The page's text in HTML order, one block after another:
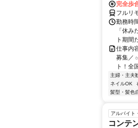
完全歩
フルリ
勤務時
「休
ト期間
仕事内
募集／
ト！全
主婦・主夫
ネイルOK
髪型・髪色
アルバイト
コンテ